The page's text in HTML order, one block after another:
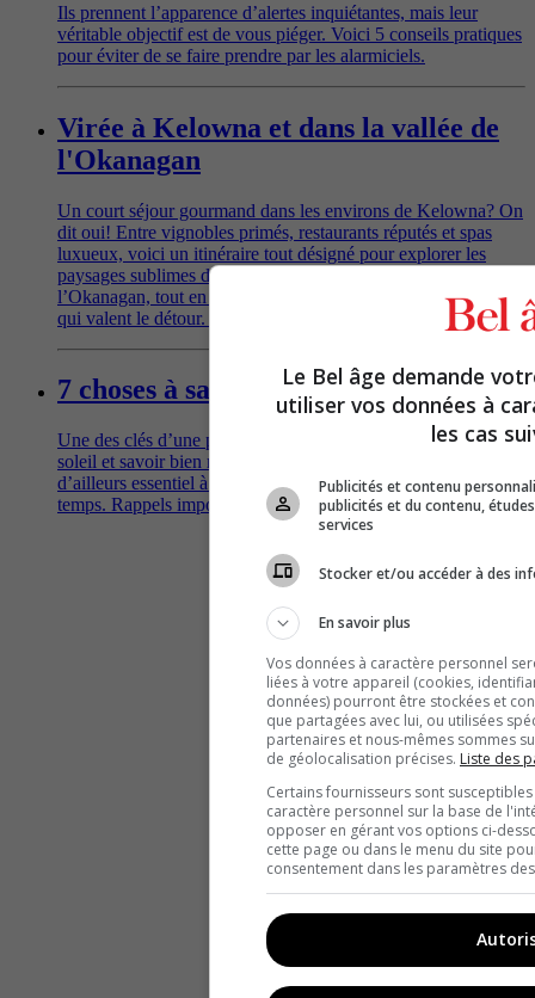
Ils prennent l’apparence d’alertes inquiétantes, mais leur
véritable objectif est de vous piéger. Voici 5 conseils pratiques
pour éviter de se faire prendre par les alarmiciels.
Virée à Kelowna et dans la vallée de
l'Okanagan
Un court séjour gourmand dans les environs de Kelowna? On
dit oui! Entre vignobles primés, restaurants réputés et spas
luxueux, voici un itinéraire tout désigné pour explorer les
paysages sublimes de Lake Country, au cœur de la vallée de
l’Okanagan, tout en découvrant des trésors gastronomiques
qui valent le détour. Suivez le guide!
7 choses à savoir sur la crème solaire
Une des clés d’une peau en santé? Limiter l’exposition au
soleil et savoir bien manier la protection solaire, un allié
d’ailleurs essentiel à longueur d’année, beau temps, mauvais
temps. Rappels importants et conseils pratiques.
Le Bel âge demande
utiliser vos données à
les cas
Publicités et contenu
publicités et du contenu,
services
Stocker et/ou accéder à des
En savoir plus
Vos données à caractère personnel
liées à votre appareil (cookies,
données) pourront être stockées et
que partagées avec lui, ou utilisées
partenaires et nous-mêmes sommes
de géolocalisation précises. Liste des
Certains fournisseurs sont
caractère personnel sur la base de
opposer en gérant vos options ci-
cette page ou dans le menu du site
consentement dans les paramètres